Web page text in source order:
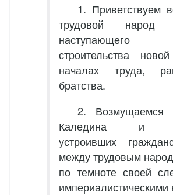
1. Приветствуем
трудовой
наступающего
строительства
началах труда,
братства.
2. Возмущаемся
Каледина и
устроивших
между трудовым
по темноте своей